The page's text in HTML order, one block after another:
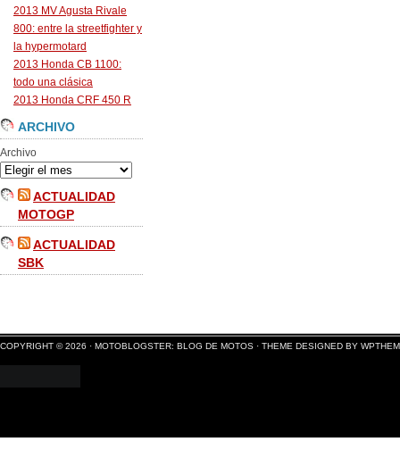
2013 MV Agusta Rivale
800: entre la streetfighter y
la hypermotard
2013 Honda CB 1100:
todo una clásica
2013 Honda CRF 450 R
ARCHIVO
Archivo
ACTUALIDAD
MOTOGP
ACTUALIDAD
SBK
COPYRIGHT © 2026 · MOTOBLOGSTER: BLOG DE MOTOS · THEME DESIGNED BY